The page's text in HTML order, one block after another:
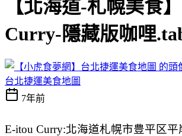
【北海道-札幌美食
Curry-隱藏版咖哩
台北捷運美食地圖
7年前
E-itou Curry:北海道札幌市豊平区平